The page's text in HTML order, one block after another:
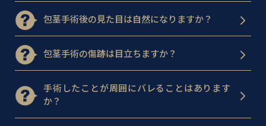
包茎手術後の見た目は自然になりますか？
包茎手術の傷跡は目立ちますか？
手術したことが周囲にバレることはあります
か？